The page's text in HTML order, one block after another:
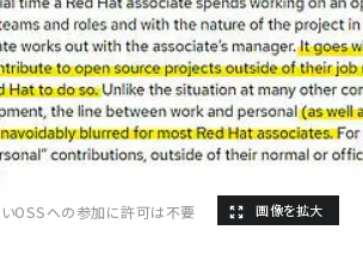
OSSへの参加に許可は不要